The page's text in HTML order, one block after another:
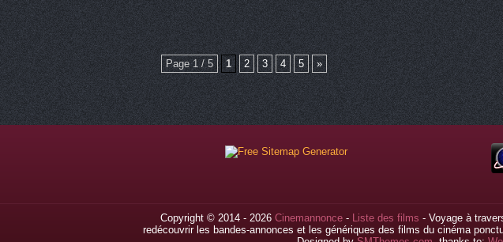
Page 1 / 5 1 2 3 4 5 »
Copyright © 2014 - 2026 Cinemannonce - Liste des films - Voyage à
redécouvrir les bandes-annonces et les génériques des films du cinéma